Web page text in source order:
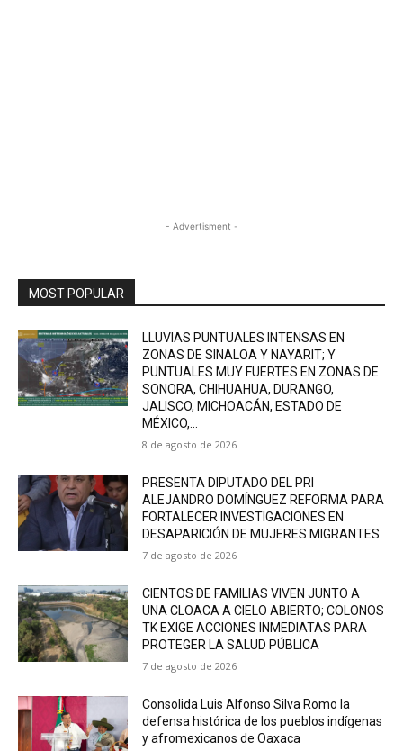
- Advertisment -
MOST POPULAR
LLUVIAS PUNTUALES INTENSAS EN
ZONAS DE SINALOA Y NAYARIT; Y
PUNTUALES MUY FUERTES EN ZONAS DE
SONORA, CHIHUAHUA, DURANGO,
JALISCO, MICHOACÁN, ESTADO DE
MÉXICO,...
8 de agosto de 2026
PRESENTA DIPUTADO DEL PRI
ALEJANDRO DOMÍNGUEZ REFORMA PARA
FORTALECER INVESTIGACIONES EN
DESAPARICIÓN DE MUJERES MIGRANTES
7 de agosto de 2026
CIENTOS DE FAMILIAS VIVEN JUNTO A
UNA CLOACA A CIELO ABIERTO; COLONOS
TK EXIGE ACCIONES INMEDIATAS PARA
PROTEGER LA SALUD PÚBLICA
7 de agosto de 2026
Consolida Luis Alfonso Silva Romo la
defensa histórica de los pueblos indígenas
y afromexicanos de Oaxaca